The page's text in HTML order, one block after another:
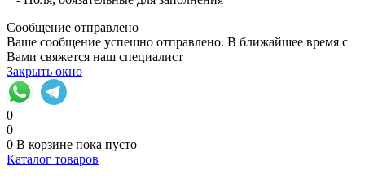
Сообщение отправлено
Ваше сообщение успешно отправлено. В ближайшее время с
Вами свяжется наш специалист
Закрыть окно
0
0
0 В корзине пока пусто
Каталог товаров